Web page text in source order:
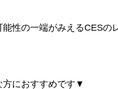
能性の一端がみえるCESの
におすすめです▼